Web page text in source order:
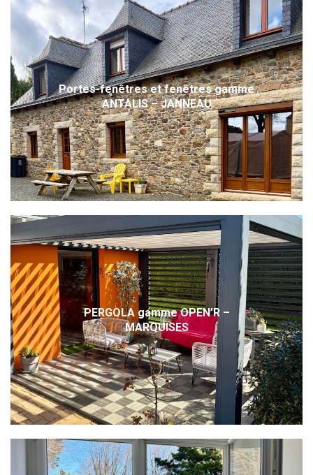
Portes-fenêtres et fenêtres gamme
ANTALIS – JANNEAU
PERGOLA gamme OPEN’R –
MARQUISES